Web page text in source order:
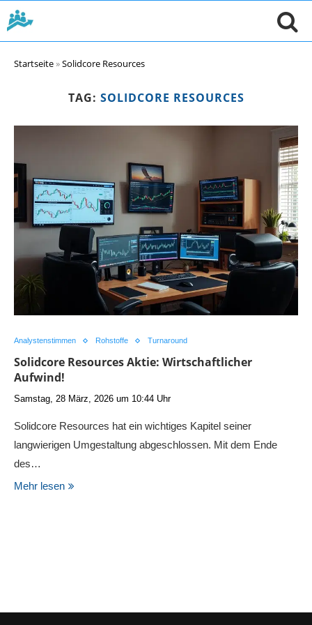
Startseite»Solidcore Resources
TAG: SOLIDCORE RESOURCES
Analystenstimmen Rohstoffe Turnaround
Solidcore Resources Aktie: Wirtschaftlicher
Aufwind!
Samstag, 28 März, 2026 um 10:44 Uhr
Solidcore Resources hat ein wichtiges Kapitel seiner
langwierigen Umgestaltung abgeschlossen. Mit dem Ende
des…
Mehr lesen